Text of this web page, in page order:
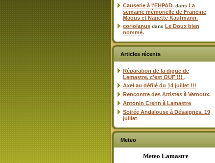
Causerie à l’EHPAD. dans La
semaine mémorielle de Francine
Maous et Nanette Kaufmann.
coriolanus dans Le Doux bien
nommé.
Articles récents
Réparation de la digue de
Lamastre, c’est OUF !!! ,
Axel au défilé du 14 juillet !!!
Rencontre des Artistes à Vernoux.
Antonin Crenn à Lamastre
Soirée Andalouse à Désaignes. 19
juillet
Meteo
Meteo Lamastre